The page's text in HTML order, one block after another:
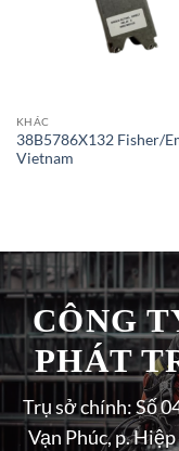
KHÁC
38B5786X132 Fisher/
Vietnam
CÔNG
PHÁT
Trụ sở chính: Số
Vạn Phúc, p.